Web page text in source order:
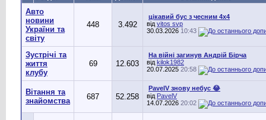
Авто
новини
України та
світу
448 3.492
цікавий бус з чесним 4х4
від vitos svp
30.03.2026 10:43
Зустрічі та
життя
клубу
69 12.603
На війні загинув Андрій Бірча
від kilok1982
20.07.2025 20:58
Вітання та
знайомства
687 52.258
PavelV знову небус 😂
від PavelV
14.07.2026 20:02